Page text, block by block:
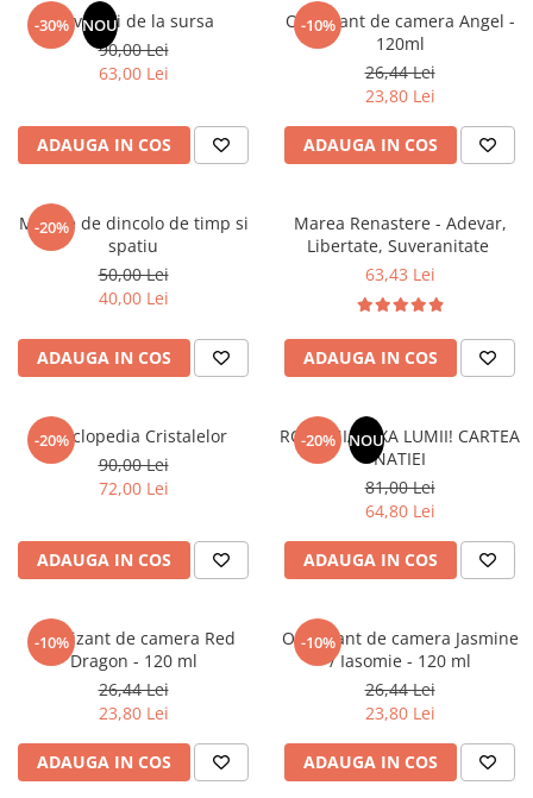
MedConnect
Medicina & Farmacie
Medicina Pentru Toti
SealfHealing
Sport
Terapii Alternative
AudioBook
Beletristica
Carti erotice
Adult
Crime, Thriller, Mistery
Literatura Romana
Literatura Universala
Poezie
Romane de dragoste, Carti
romantice
Senzatii/Dragoste
Senzatii/Erotic
Senzatii/Suspans
Senzatii/Thriller
-30% NOU
Revelatii de la sursa
90,00 Lei
63,00 Lei
ADAUGA IN COS
-10%
Odorizant de camera Angel -
120ml
26,44 Lei
23,80 Lei
ADAUGA IN COS
-20%
Mesaje de dincolo de timp si
spatiu
50,00 Lei
40,00 Lei
ADAUGA IN COS
Marea Renastere - Adevar,
Libertate, Suveranitate
63,43 Lei
ADAUGA IN COS
-20%
Enciclopedia Cristalelor
90,00 Lei
72,00 Lei
ADAUGA IN COS
-20% NOU
ROMANIA, AXA LUMII! CARTEA
NATIEI
81,00 Lei
64,80 Lei
ADAUGA IN COS
-10%
Odorizant de camera Red
Dragon - 120 ml
26,44 Lei
23,80 Lei
ADAUGA IN COS
-10%
Odorizant de camera Jasmine
/ Iasomie - 120 ml
26,44 Lei
23,80 Lei
ADAUGA IN COS